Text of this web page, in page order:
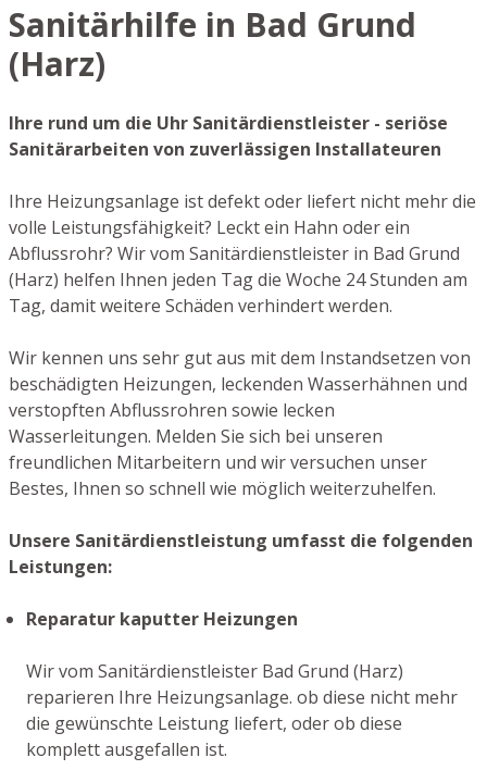
Sanitärhilfe in Bad Grund
(Harz)
Ihre rund um die Uhr Sanitärdienstleister - seriöse
Sanitärarbeiten von zuverlässigen Installateuren
Ihre Heizungsanlage ist defekt oder liefert nicht mehr die
volle Leistungsfähigkeit? Leckt ein Hahn oder ein
Abflussrohr? Wir vom Sanitärdienstleister in Bad Grund
(Harz) helfen Ihnen jeden Tag die Woche 24 Stunden am
Tag, damit weitere Schäden verhindert werden.
Wir kennen uns sehr gut aus mit dem Instandsetzen von
beschädigten Heizungen, leckenden Wasserhähnen und
verstopften Abflussrohren sowie lecken
Wasserleitungen. Melden Sie sich bei unseren
freundlichen Mitarbeitern und wir versuchen unser
Bestes, Ihnen so schnell wie möglich weiterzuhelfen.
Unsere Sanitärdienstleistung umfasst die folgenden
Leistungen:
Reparatur kaputter Heizungen
Wir vom Sanitärdienstleister Bad Grund (Harz)
reparieren Ihre Heizungsanlage. ob diese nicht mehr
die gewünschte Leistung liefert, oder ob diese
komplett ausgefallen ist.